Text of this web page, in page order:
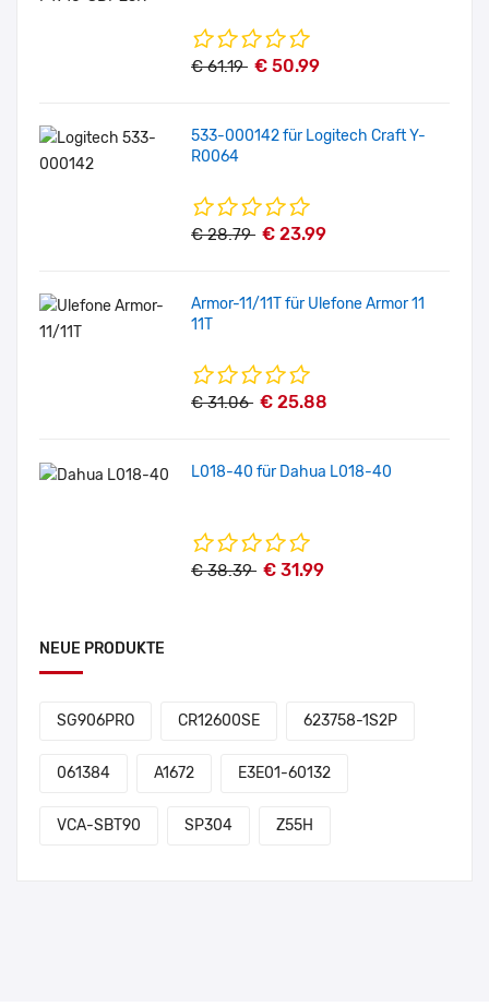
€ 61.19 € 50.99
533-000142 für Logitech Craft Y-
R0064
€ 28.79 € 23.99
Armor-11/11T für Ulefone Armor 11
11T
€ 31.06 € 25.88
L018-40 für Dahua L018-40
€ 38.39 € 31.99
NEUE PRODUKTE
SG906PRO CR12600SE 623758-1S2P
061384 A1672 E3E01-60132
VCA-SBT90 SP304 Z55H